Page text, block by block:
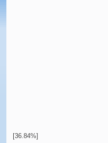
[36.84%]